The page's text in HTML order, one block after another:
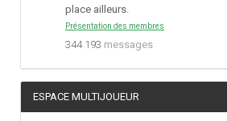
place ailleurs.
Présentation des membres
344 193 messages
ESPACE MULTIJOUEUR